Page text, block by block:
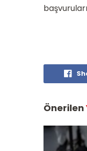
Önerilen